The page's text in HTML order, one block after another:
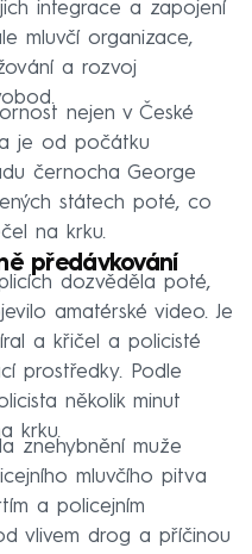
integrace a zapojení
mluvčí organizace,
a rozvoj
nejen v České
je od počátku
černocha George
státech poté, co
na krku.
předávkování
dozvěděla poté,
amatérské video. Je
a křičel a policisté
prostředky. Podle
několik minut
krku.
znehybnění muže
mluvčího pitva
a policejním
vlivem drog a příčinou